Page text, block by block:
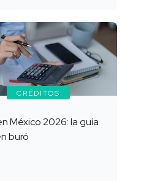
CRÉDITOS
México 2026: la guía
buró